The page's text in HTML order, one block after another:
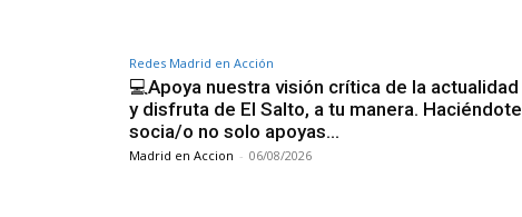
Redes Madrid en Acción
💻Apoya nuestra visión crítica de la actualidad
y disfruta de El Salto, a tu manera. Haciéndote
socia/o no solo apoyas…
Madrid en Accion - 06/08/2026